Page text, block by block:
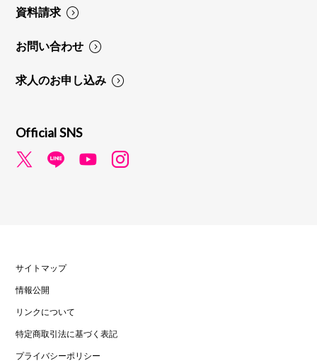
資料請求
お問い合わせ
求人のお申し込み
Official SNS
サイトマップ
情報公開
リンクについて
特定商取引法に基づく表記
プライバシーポリシー